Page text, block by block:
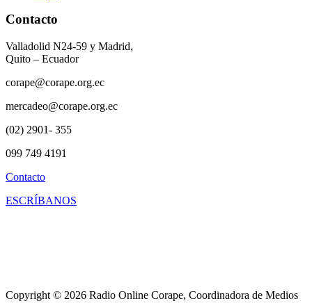
Contacto
Valladolid N24-59 y Madrid,
Quito – Ecuador
corape@corape.org.ec
mercadeo@corape.org.ec
(02) 2901- 355
099 749 4191
Contacto
ESCRÍBANOS
Copyright © 2026 Radio Online Corape, Coordinadora de Medios